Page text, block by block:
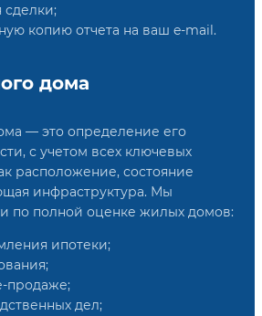
копию отчета на ваш e-mail.
дома
— это определение его
с учетом всех ключевых
расположение, состояние
инфраструктура. Мы
по полной оценке жилых домов:
ипотеки;
продаже;
дел;